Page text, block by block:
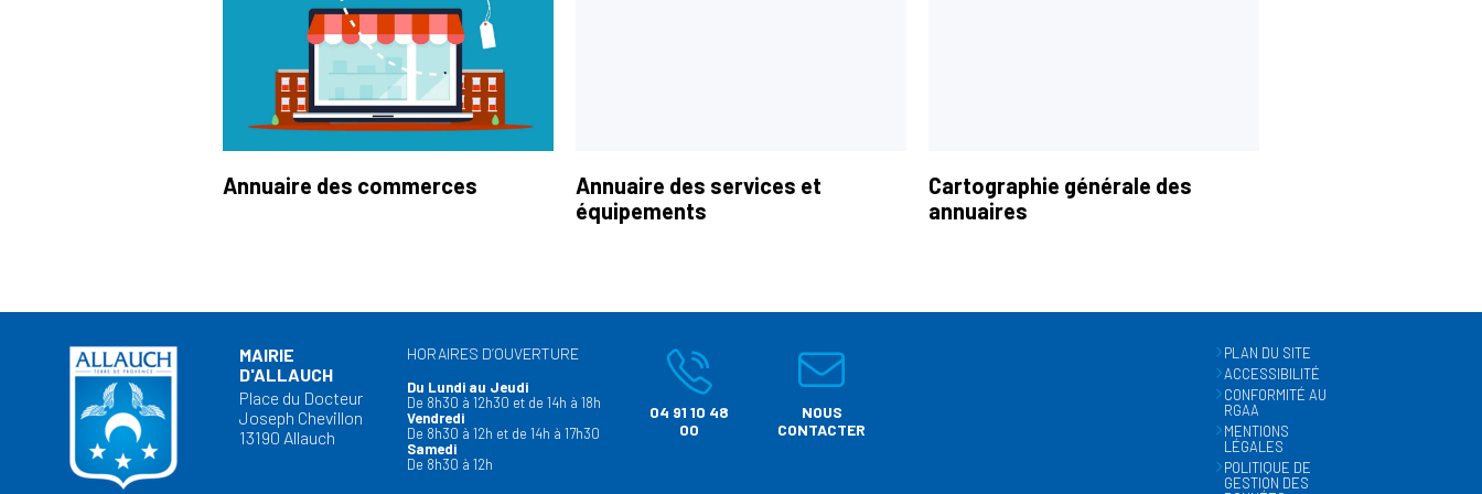
Annuaire des commerces
Annuaire des services et
équipements
Cartographie générale des
annuaires
MAIRIE
D'ALLAUCH
Place du Docteur
Joseph Chevillon
13190 Allauch
HORAIRES D’OUVERTURE
Du Lundi au Jeudi
De 8h30 à 12h30 et de 14h à 18h
Vendredi
De 8h30 à 12h et de 14h à 17h30
Samedi
De 8h30 à 12h
04 91 10 48
00
NOUS
CONTACTER
PLAN DU SITE
ACCESSIBILITÉ
CONFORMITÉ AU
RGAA
MENTIONS
LÉGALES
POLITIQUE DE
GESTION DES